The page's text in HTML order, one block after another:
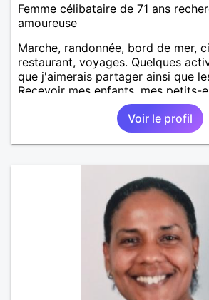
Femme célibataire de 71 ans
amoureuse
Marche, randonnée, bord de mer,
restaurant, voyages. Quelques
que j'aimerais partager ainsi que
Recevoir mes enfants, mes petits-
amis. Bénévolat auprès des enfants
cinéma indépendant... Se
échanger avec une personne de
vie de partage, de tendresse. Les
dehors des sentiers battus me
m'engage à répondre à votre
Voir le profil